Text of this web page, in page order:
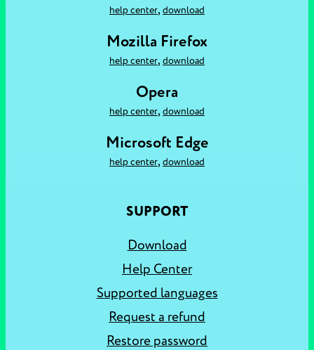
help center, download
Mozilla Firefox
help center, download
Opera
help center, download
Microsoft Edge
help center, download
SUPPORT
Download
Help Center
Supported languages
Request a refund
Restore password